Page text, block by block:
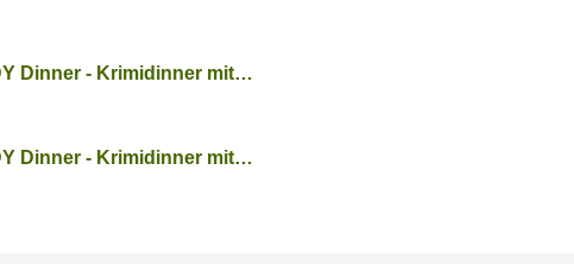
Dinner - Krimidinner mit…
Dinner - Krimidinner mit…